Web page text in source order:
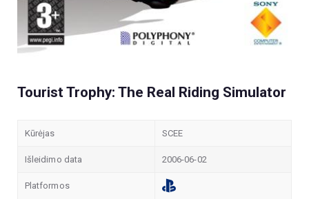
Tourist Trophy: The Real Riding Simulator
Kūrėjas SCEE
Išleidimo data 2006-06-02
Platformos